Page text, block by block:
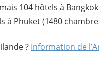
104 hôtels à
à Phuket (1480
? Information de